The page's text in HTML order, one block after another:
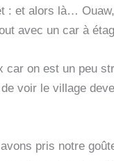
: et alors là…
avec un car à
car on est un peu
voir le village
pris notre